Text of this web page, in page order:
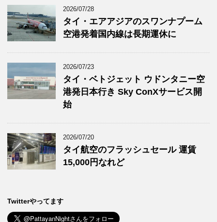
2026/07/28
タイ・エアアジアのスワンナプーム
空港発着国内線は長期運休に
2026/07/23
タイ・ベトジェット ウドンタニー空
港発日本行き Sky ConXサービス開
始
2026/07/20
タイ航空のフラッシュセール 運賃
15,000円なれど
Twitterやってます